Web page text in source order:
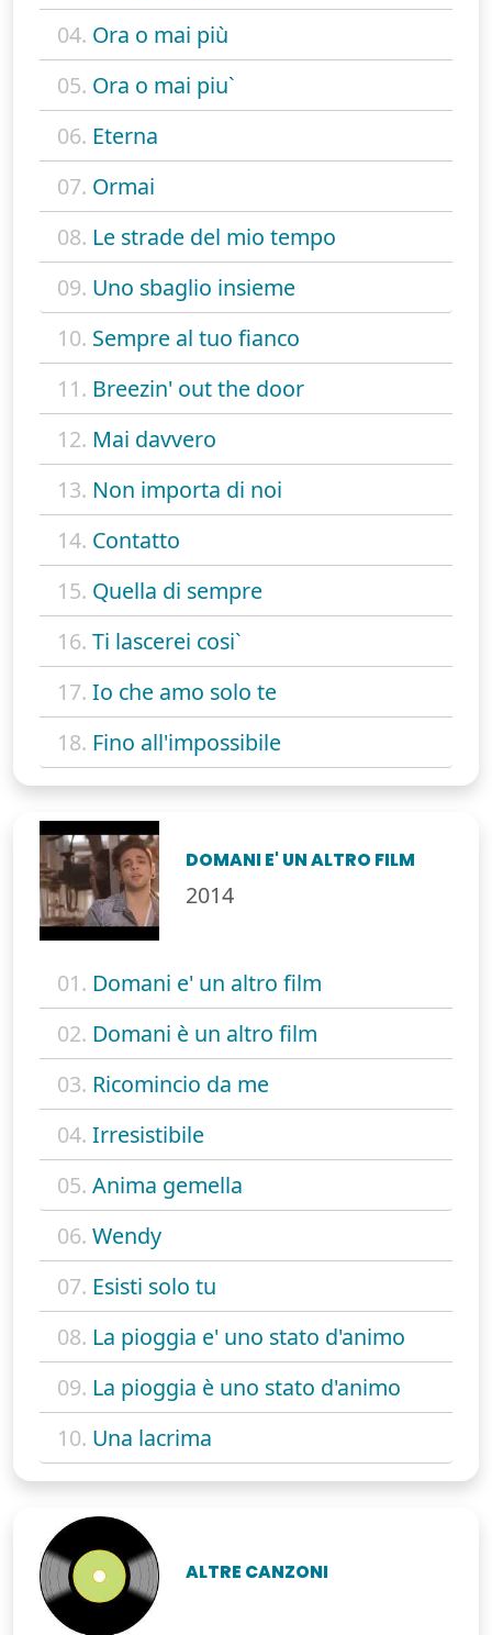
04. Ora o mai più
05. Ora o mai piu`
06. Eterna
07. Ormai
08. Le strade del mio tempo
09. Uno sbaglio insieme
10. Sempre al tuo fianco
11. Breezin' out the door
12. Mai davvero
13. Non importa di noi
14. Contatto
15. Quella di sempre
16. Ti lascerei cosi`
17. Io che amo solo te
18. Fino all'impossibile
DOMANI E' UN ALTRO FILM
2014
01. Domani e' un altro film
02. Domani è un altro film
03. Ricomincio da me
04. Irresistibile
05. Anima gemella
06. Wendy
07. Esisti solo tu
08. La pioggia e' uno stato d'animo
09. La pioggia è uno stato d'animo
10. Una lacrima
ALTRE CANZONI